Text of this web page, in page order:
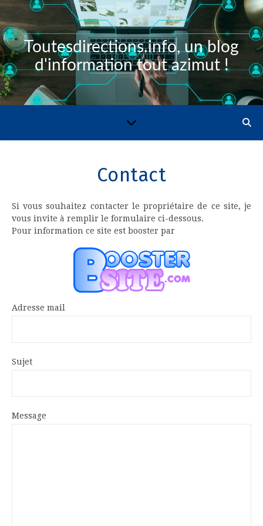
Toutesdirections.info, un blog
d'information tout azimut !
Contact
Si vous souhaitez contacter le propriétaire de ce site, je
vous invite à remplir le formulaire ci-dessous.
Pour information ce site est booster par
Adresse mail
Sujet
Message